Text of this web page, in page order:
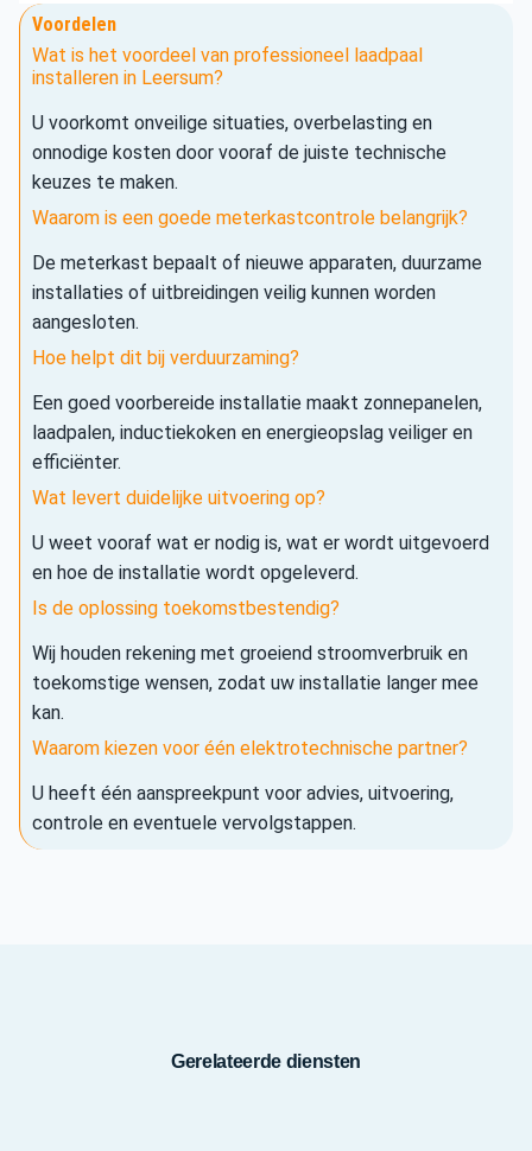
Voordelen
Wat is het voordeel van professioneel laadpaal
installeren in Leersum?
U voorkomt onveilige situaties, overbelasting en
onnodige kosten door vooraf de juiste technische
keuzes te maken.
Waarom is een goede meterkastcontrole belangrijk?
De meterkast bepaalt of nieuwe apparaten, duurzame
installaties of uitbreidingen veilig kunnen worden
aangesloten.
Hoe helpt dit bij verduurzaming?
Een goed voorbereide installatie maakt zonnepanelen,
laadpalen, inductiekoken en energieopslag veiliger en
efficiënter.
Wat levert duidelijke uitvoering op?
U weet vooraf wat er nodig is, wat er wordt uitgevoerd
en hoe de installatie wordt opgeleverd.
Is de oplossing toekomstbestendig?
Wij houden rekening met groeiend stroomverbruik en
toekomstige wensen, zodat uw installatie langer mee
kan.
Waarom kiezen voor één elektrotechnische partner?
U heeft één aanspreekpunt voor advies, uitvoering,
controle en eventuele vervolgstappen.
Gerelateerde diensten